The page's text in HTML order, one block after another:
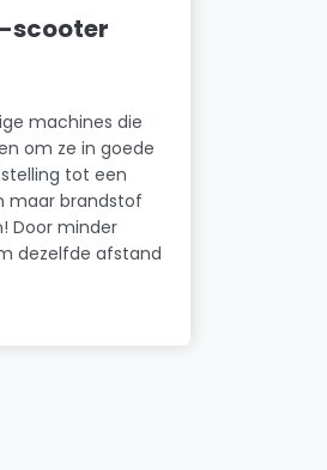
scooter
machines die
om ze in goede
tot een
maar brandstof
Door minder
dezelfde afstand